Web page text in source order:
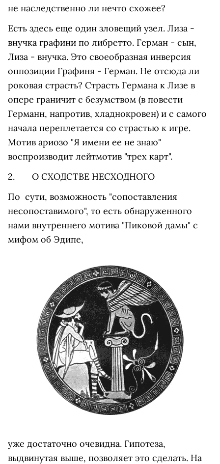
не наследственно ли нечто схожее?
Есть здесь еще один зловещий узел. Лиза -
внучка графини по либретто. Герман - сын,
Лиза - внучка. Это своеобразная инверсия
оппозиции Графиня - Герман. Не отсюда ли
роковая страсть? Страсть Германа к Лизе в
опере граничит с безумством (в повести
Германн, напротив, хладнокровен) и с самого
начала переплетается со страстью к игре.
Мотив ариозо "Я имени ее не знаю"
воспроизводит лейтмотив "трех карт".
2. О СХОДСТВЕ НЕСХОДНОГО
По сути, возможность "сопоставления
несопоставимого", то есть обнаруженного
нами внутреннего мотива "Пиковой дамы" с
мифом об Эдипе,
уже достаточно очевидна. Гипотеза,
выдвинутая выше, позволяет это сделать. На